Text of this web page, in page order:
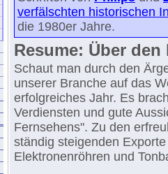
verfälschten historischen
die 1980er Jahre.
Resume: Über
Schaut man durch den
unserer Branche auf das
erfolgreiches Jahr. Es
Verdiensten und gute
Fernsehens". Zu den
ständig steigenden
Elektronenröhren und